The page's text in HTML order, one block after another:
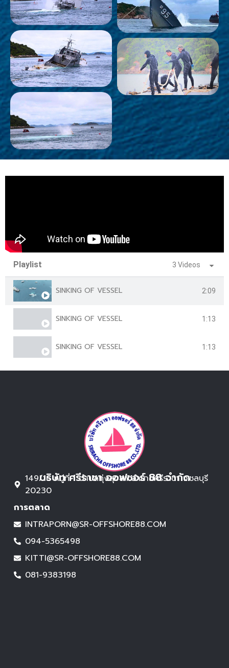
Playlist 3 Videos
SINKING OF VESSEL 2:09
SINKING OF VESSEL 1:13
SINKING OF VESSEL 1:13
บริษัท ศรีราชา ออฟชอร์ 88 จำกัด
149/16 หมู่ที่ 1 ตำบลทุ่งสุขลา อำเภอศรีราชา จ.ชลบุรี
20230
การตลาด
INTRAPORN@SR-OFFSHORE88.COM
094-5365498
KITTI@SR-OFFSHORE88.COM
081-9383198